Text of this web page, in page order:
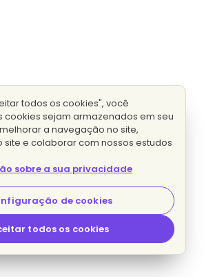
todos os cookies", você
cookies sejam armazenados em seu
a navegação no site,
site e colaborar com nossos estudos
sobre a sua privacidade
de cookies
todos os cookies